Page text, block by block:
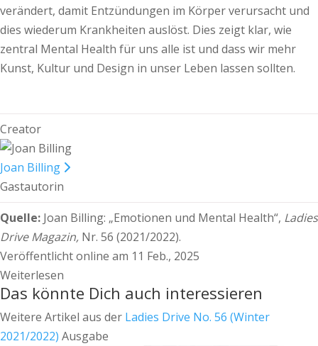
verändert, damit Entzündungen im Körper verursacht und
dies wiederum Krankheiten auslöst. Dies zeigt klar, wie
zentral Mental Health für uns alle ist und dass wir mehr
Kunst, Kultur und Design in unser Leben lassen sollten.
Creator
Joan Billing
Gastautorin
Quelle: Joan Billing: „Emotionen und Mental Health“, Ladies
Drive Magazin, Nr. 56 (2021/2022).
Veröffentlicht online am 11 Feb., 2025
Weiterlesen
Das könnte Dich auch interessieren
Weitere Artikel aus der Ladies Drive No. 56 (Winter
2021/2022) Ausgabe